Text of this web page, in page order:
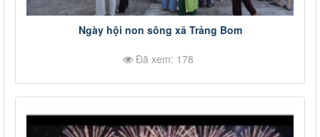
Ngày hội non sông xã Trảng Bom
Đã xem: 178